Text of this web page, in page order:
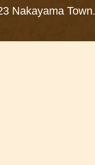
Nakayama